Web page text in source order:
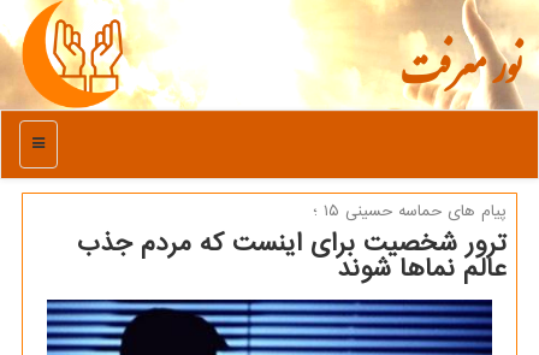
نور معرفت
منو
پیام های حماسه حسینی ۱۵ ؛
ترور شخصیت برای اینست که مردم جذب
عالم نماها شوند